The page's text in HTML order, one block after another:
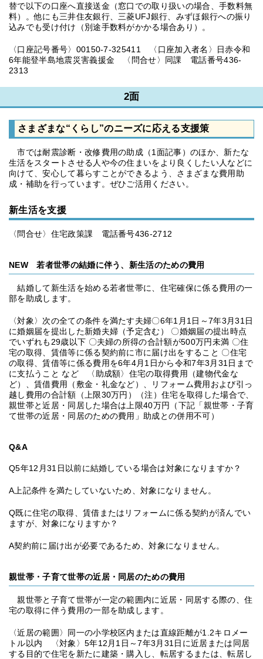
替で以下の口座へ直接送金（窓口での取り扱いの場合、手数料無
料）。他にも三井住友銀行、三菱UFJ銀行、みずほ銀行への振り
込みでも受け付け（別途手数料がかかる場合あり）。
〈口座記号番号〉00150-7-325411 〈口座加入者名〉日赤令和
6年能登半島地震災害義援金 〈問合せ〉同課 電話番号436-
2313
2面
さまざまな“くらし”のニーズに応える支援策
市では耐震診断・改修費用の助成（1面記事）のほか、新たな
生活をスタートさせる人や今の住まいをより良くしたい人などに
向けて、安心して暮らすことができるよう、さまざまな費用助
成・補助を行っています。ぜひご活用ください。
新生活を支援
〈問合せ〉住宅政策課 電話番号436-2712
NEW 若者世帯の結婚に伴う、新生活のための費用
結婚して新生活を始める若者世帯に、住宅確保に係る費用の一
部を助成します。
〈対象〉次の全ての条件を満たす夫婦〇6年1月1日～7年3月31日
に婚姻届を提出した新婚夫婦（予定含む） 〇婚姻届の提出時点
でいずれも29歳以下 〇夫婦の所得の合計額が500万円未満 〇住
宅の取得、賃借等に係る契約前に市に届け出をすること 〇住宅
の取得、賃借等に係る費用を6年4月1日から令和7年3月31日まで
に支払うこと など 〈助成額〉住宅の取得費用（建物代金な
ど）、賃借費用（敷金・礼金など）、リフォーム費用および引っ
越し費用の合計額（上限30万円）（注）住宅を取得した場合で、
親世帯と近居・同居した場合は上限40万円（下記「親世帯・子育
て世帯の近居・同居のための費用」助成との併用不可）
Q&A
Q5年12月31日以前に結婚している場合は対象になりますか？
A上記条件を満たしていないため、対象になりません。
Q既に住宅の取得、賃借またはリフォームに係る契約が済んでい
ますが、対象になりますか？
A契約前に届け出が必要であるため、対象になりません。
親世帯・子育て世帯の近居・同居のための費用
親世帯と子育て世帯が一定の範囲内に近居・同居する際の、住
宅の取得に伴う費用の一部を助成します。
〈近居の範囲〉同一の小学校区内または直線距離が1.2キロメー
トル以内 〈対象〉5年12月1日～7年3月31日に近居または同居
する目的で住宅を新たに建築・購入し、転居するまたは、転居し